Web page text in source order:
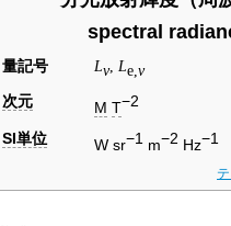
spectral
量記号 Lν, Le, ν
次元
M T−2
SI単位 W sr−1 m−2 Hz−1